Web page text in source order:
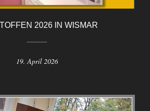
2026 IN WISMAR
19. April 2026